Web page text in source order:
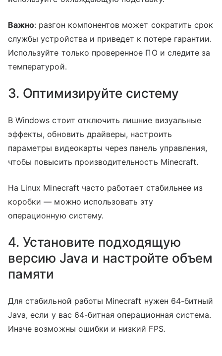
Важно: разгон компонентов может сократить срок
службы устройства и приведет к потере гарантии.
Используйте только проверенное ПО и следите за
температурой.
3. Оптимизируйте систему
В Windows стоит отключить лишние визуальные
эффекты, обновить драйверы, настроить
параметры видеокарты через панель управления,
чтобы повысить производительность Minecraft.
На Linux Minecraft часто работает стабильнее из
коробки — можно использовать эту
операционную систему.
4. Установите подходящую
версию Java и настройте объем
памяти
Для стабильной работы Minecraft нужен 64-битный
Java, если у вас 64-битная операционная система.
Иначе возможны ошибки и низкий FPS.